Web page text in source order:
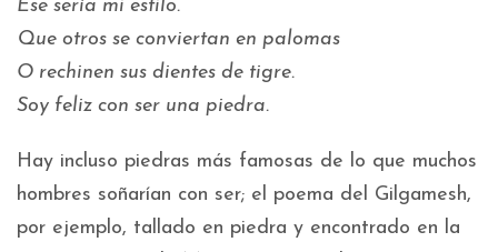
Ese sería mi estilo.
Que otros se conviertan en palomas
O rechinen sus dientes de tigre.
Soy feliz con ser una piedra.
Hay incluso piedras más famosas de lo que muchos
hombres soñarían con ser; el poema del Gilgamesh,
por ejemplo, tallado en piedra y encontrado en la